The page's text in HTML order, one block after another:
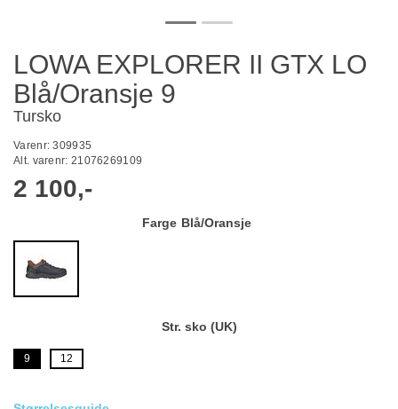
LOWA EXPLORER II GTX LO
Blå/Oransje 9
Tursko
Varenr:309935
Alt. varenr: 21076269109
2 100,-
Farge Blå/Oransje
Str. sko (UK)
9 12